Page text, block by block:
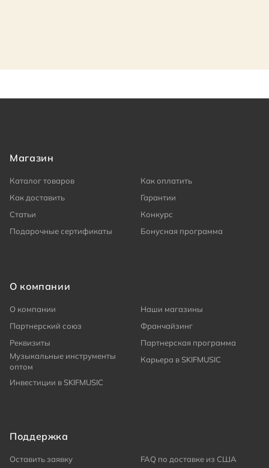
Магазин
Каталог товаров
Как оплатить
Как доставить
Гарантии
Статьи
Конкурс
Подарочные сертификаты
Бонусная программа
О компании
О компании
Наши магазины
Партнерский союз
Франчайзинг
Реквизиты
Партнерская программа
Музыкальные инструменты
оптом
Карьера в SKIFMUSIC
Инвестиции в SKIFMUSIC
Поддержка
Оставить заявку
FAQ по доставке из США